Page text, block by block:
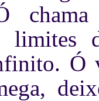
limites
Ó